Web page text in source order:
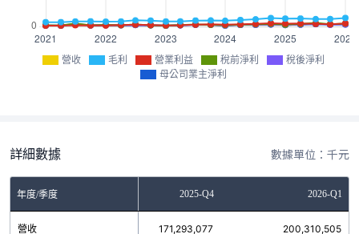
營收 毛利 營業利益 稅前淨利
稅後淨利
母公司業主淨利
詳細數據 數據單位：千元
年度/季度2025-Q3 2025-Q4 2026-Q1
營收176,285,524 171,293,077 200,310,505